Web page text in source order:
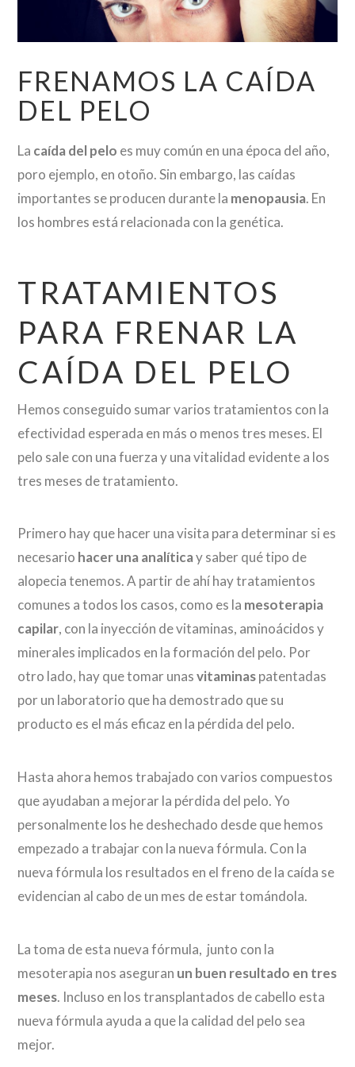
FRENAMOS LA CAÍDA
DEL PELO
La caída del pelo es muy común en una época del año,
poro ejemplo, en otoño. Sin embargo, las caídas
importantes se producen durante la menopausia. En
los hombres está relacionada con la genética.
TRATAMIENTOS
PARA FRENAR LA
CAÍDA DEL PELO
Hemos conseguido sumar varios tratamientos con la
efectividad esperada en más o menos tres meses. El
pelo sale con una fuerza y una vitalidad evidente a los
tres meses de tratamiento.
Primero hay que hacer una visita para determinar si es
necesario hacer una analíticay saber qué tipo de
alopecia tenemos. A partir de ahí hay tratamientos
comunes a todos los casos, como es la mesoterapia
capilar, con la inyección de vitaminas, aminoácidos y
minerales implicados en la formación del pelo. Por
otro lado, hay que tomar unasvitaminaspatentadas
por un laboratorio que ha demostrado que su
producto es el más eficaz en la pérdida del pelo.
Hasta ahora hemos trabajado con varios compuestos
que ayudaban a mejorar la pérdida del pelo. Yo
personalmente los he deshechado desde que hemos
empezado a trabajar con la nueva fórmula. Con la
nueva fórmula los resultados en el freno de la caída se
evidencian al cabo de un mes de estar tomándola.
La toma de esta nueva fórmula, junto con la
mesoterapia nos aseguran un buen resultado en tres
meses. Incluso en los transplantados de cabello esta
nueva fórmula ayuda a que la calidad del pelo sea
mejor.